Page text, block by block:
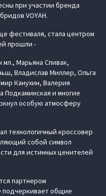
при участии бренда
VOYAH.
фестиваля, стала центром
прошли -
Марьяна Спивак,
Владислав Миллер, Ольга
Канухин, Валерия
Подкаминская и многие
особую атмосферу
технологичный кроссовер
собой символ
для истинных ценителей
партнером
общие